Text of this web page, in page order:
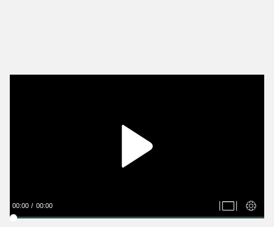
00:00 00:00